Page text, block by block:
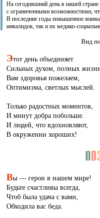
На сегодняшний день в нашей
с ограниченными возможностями,
В последние годы повышенное
инвалидов, так и их медико-
Вид
Этот день объединяет
Сильных духом, полных
Вам здоровья пожелаем,
Оптимизма, светлых мыслей.
Только радостных моментов,
И минут добра побольше.
И людей, что вдохновляют,
В окружении хороших!
Вы — герои в нашем мире!
Будьте счастливы всегда,
Чтоб была удача с вами,
Обходила вас беда.